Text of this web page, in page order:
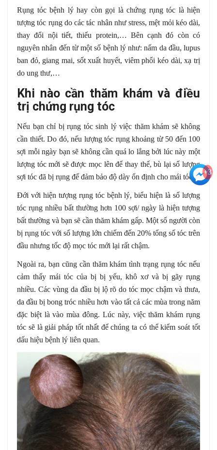
Rụng tóc bệnh lý hay còn gọi là chứng rụng tóc là hiện
tượng tóc rụng do các tác nhân như stress, mệt mỏi kéo dài,
thay đổi nội tiết, thiếu protein,… Bên cạnh đó còn có
nguyên nhân đến từ một số bệnh lý như: nấm da đầu, lupus
ban đỏ, giang mai, sốt xuất huyết, viêm phổi kéo dài, xạ trị
do ung thư,…
Khi nào cần thăm khám và điều
trị chứng rụng tóc
Nếu bạn chỉ bị rụng tóc sinh lý việc thăm khám sẽ không
cần thiết. Do đó, nếu lượng tóc rụng khoảng từ 50 đến 100
sợi mỗi ngày bạn sẽ không cần quá lo lắng bởi lúc này một
lượng tóc mới sẽ được mọc lên để thay thế, bù lại số lượng
sợi tóc đã bị rụng để đảm bảo độ dày ổn định cho mái tóc.
Đới với hiện tượng rụng tóc bệnh lý, biểu hiện là số lượng
tóc rụng nhiều bất thường hơn 100 sợi/ ngày là hiện tượng
bất thường và bạn sẽ cần thăm khám gấp. Một số người còn
bị rụng tóc với số lượng lớn chiếm đến 20% tổng số tóc trên
đầu nhưng tốc độ mọc tóc mới lại rất chậm.
Ngoài ra, bạn cũng cần thăm khám tình trạng rụng tóc nếu
cảm thấy mái tóc của bị bị yếu, khô xơ và bị gãy rụng
nhiều. Các vùng da đầu bị lộ rõ do tóc mọc chậm và thưa,
da đầu bị bong tróc nhiều hơn vào tất cả các mùa trong năm
đặc biệt là vào mùa đông. Lúc này, việc thăm khám rụng
tóc sẽ là giải pháp tốt nhất để chúng ta có thể kiểm soát tốt
dấu hiệu bệnh lý liên quan.
+3